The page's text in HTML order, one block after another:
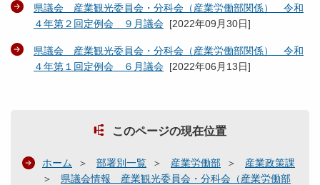
県議会 産業観光委員会・分科会（産業労働部関係） 令和
４年第２回定例会 ９月議会 [2022年09月30日]
県議会 産業観光委員会・分科会（産業労働部関係） 令和
４年第１回定例会 ６月議会 [2022年06月13日]
このページの現在位置
ホーム 部署別一覧 産業労働部
産業政策課
県議会情報 産業観光委員会・分科会（産業労働部